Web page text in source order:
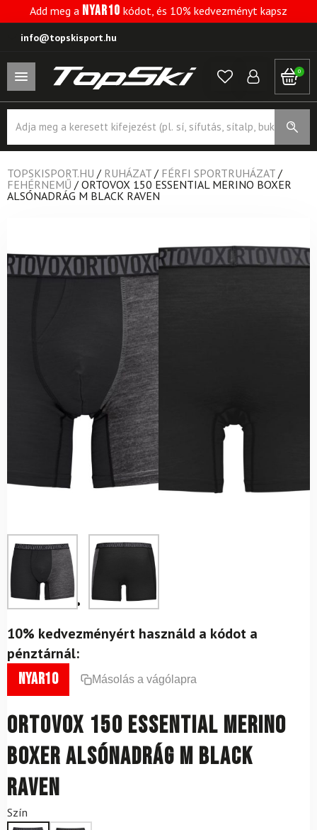
Add meg a NYAR10 kódot, és 10% kedvezményt kapsz
info@topskisport.hu
0
search
TOPSKISPORT.HU / RUHÁZAT / FÉRFI SPORTRUHÁZAT /
FEHÉRNEMŰ / ORTOVOX 150 ESSENTIAL MERINO BOXER
ALSÓNADRÁG M BLACK RAVEN
10% kedvezményért használd a kódot a
pénztárnál:
nyar10 Másolás a vágólapra
ORTOVOX 150 Essential Merino
Boxer Alsónadrág M Black
Raven
Szín